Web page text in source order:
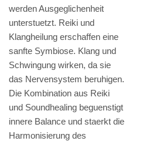
werden Ausgeglichenheit
unterstuetzt. Reiki und
Klangheilung erschaffen eine
sanfte Symbiose. Klang und
Schwingung wirken, da sie
das Nervensystem beruhigen.
Die Kombination aus Reiki
und Soundhealing beguenstigt
innere Balance und staerkt die
Harmonisierung des